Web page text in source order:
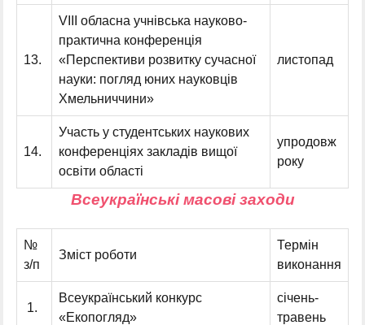
13.
VІІІ обласна учнівська науково-
практична конференція
«Перспективи розвитку сучасної
науки: погляд юних науковців
Хмельниччини»
листопад
14.
Участь у студентських наукових
конференціях закладів вищої
освіти області
упродовж
року
Всеукраїнські масові заходи
№
з/п
Зміст роботи
Термін
виконання
1.
Всеукраїнський конкурс
«Екопогляд»
січень-
травень